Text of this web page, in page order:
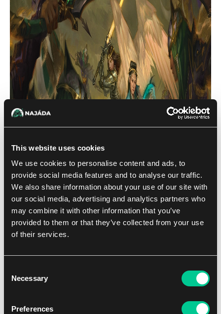
This website uses cookies
We use cookies to personalise content and ads, to
provide social media features and to analyse our traffic.
We also share information about your use of our site with
our social media, advertising and analytics partners who
may combine it with other information that you’ve
provided to them or that they’ve collected from your use
of their services.
Selection
Necessary
Preferences